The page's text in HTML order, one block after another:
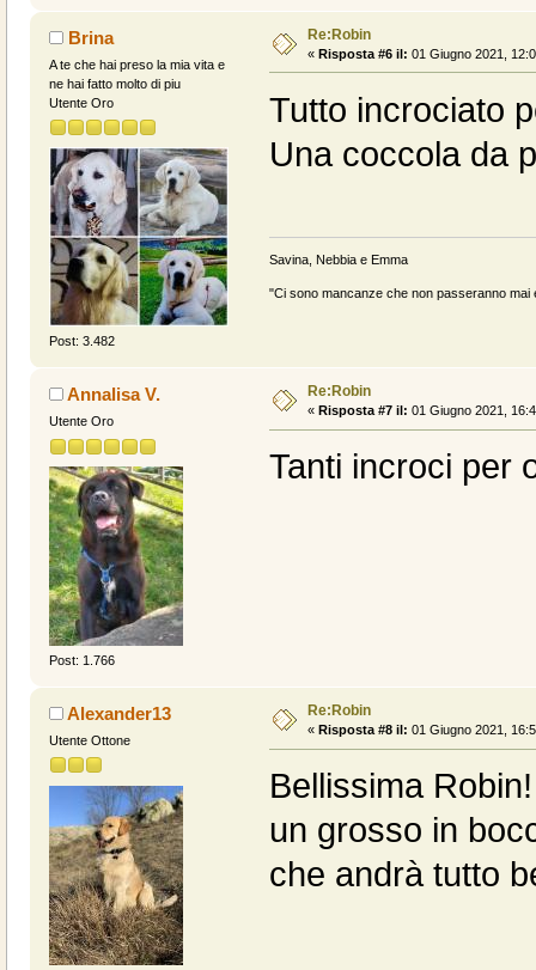
Brina
A te che hai preso la mia vita e
ne hai fatto molto di piu
Utente Oro
Post: 3.482
Re:Robin
« Risposta #6 il: 01 Giugno 2021,
Tutto incrociato
Una coccola da
Savina, Nebbia e Emma
"Ci sono mancanze che non passeranno
Annalisa V.
Utente Oro
Post: 1.766
Re:Robin
« Risposta #7 il: 01 Giugno 2021,
Tanti incroci per
Alexander13
Utente Ottone
Re:Robin
« Risposta #8 il: 01 Giugno 2021,
Bellissima
un grosso in
che andrà tutto